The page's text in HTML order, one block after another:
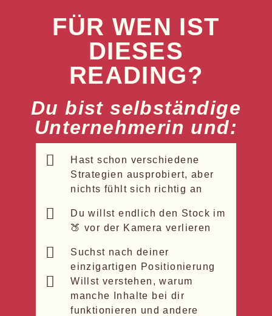
FÜR WEN IST
DIESES
READING?
Du bist selbständige
Unternehmerin und:
Hast schon verschiedene
Strategien ausprobiert, aber
nichts fühlt sich richtig an
Du willst endlich den Stock im
🍑 vor der Kamera verlieren
Suchst nach deiner
einzigartigen Positionierung
Willst verstehen, warum
manche Inhalte bei dir
funktionieren und andere